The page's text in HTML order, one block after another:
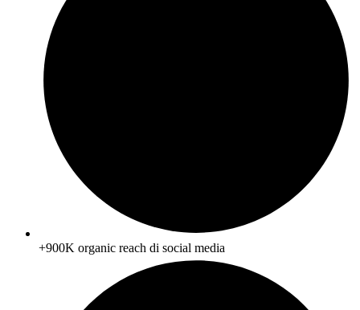
+900K organic reach di social media